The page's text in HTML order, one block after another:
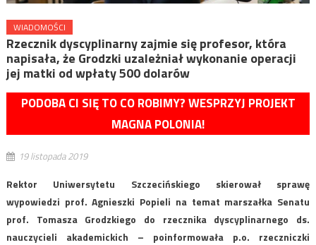
WIADOMOŚCI
Rzecznik dyscyplinarny zajmie się profesor, która
napisała, że Grodzki uzależniał wykonanie operacji
jej matki od wpłaty 500 dolarów
PODOBA CI SIĘ TO CO ROBIMY? WESPRZYJ PROJEKT
MAGNA POLONIA!
19 listopada 2019
Rektor Uniwersytetu Szczecińskiego skierował sprawę
wypowiedzi prof. Agnieszki Popieli na temat marszałka Senatu
prof. Tomasza Grodzkiego do rzecznika dyscyplinarnego ds.
nauczycieli akademickich – poinformowała p.o. rzeczniczki